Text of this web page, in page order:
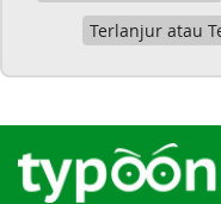
Terlanjur atau